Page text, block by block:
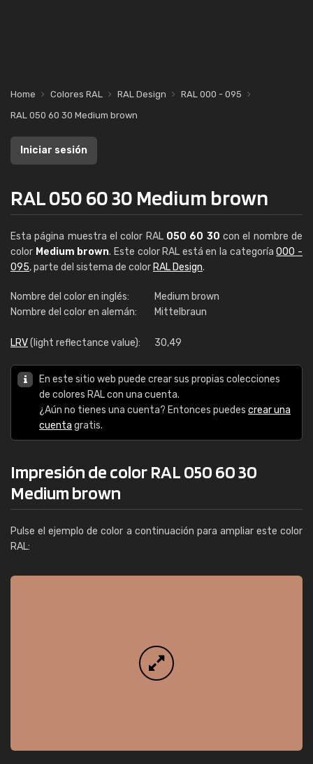
Home Colores RAL RAL Design
RAL 000 - 095
RAL 050 60 30 Medium brown
Iniciar sesión
RAL 050 60 30 Medium brown
Esta página muestra el color RAL 050 60 30 con el nombre de
color Medium brown. Este color RAL está en la categoría000 -
095, parte del sistema de color RAL Design.
Nombre del color en inglés:
Medium brown
Nombre del color en alemán:
Mittelbraun
LRV(light reflectance value): 30,49
En este sitio web puede crear sus propias colecciones
de colores RAL con una cuenta.
¿Aún no tienes una cuenta? Entonces puedes crear una
cuenta gratis.
Impresión de color RAL 050 60 30
Medium brown
Pulse el ejemplo de color a continuación para ampliar este color
RAL: